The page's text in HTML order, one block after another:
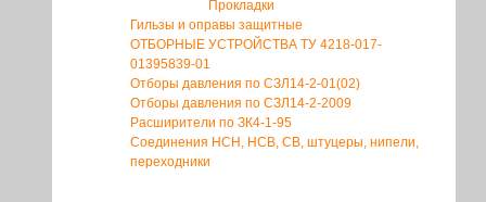
Прокладки
Гильзы и оправы защитные
ОТБОРНЫЕ УСТРОЙСТВА ТУ 4218-017-
01395839-01
Отборы давления по СЗЛ14-2-01(02)
Отборы давления по СЗЛ14-2-2009
Расширители по ЗК4-1-95
Соединения НСН, НСВ, СВ, штуцеры, нипели,
переходники